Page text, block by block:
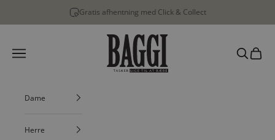
Gratis afhentning med Click & Collect
BAGGI
Menu
Søg
Dame
Herre